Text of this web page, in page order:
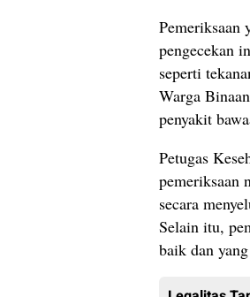
Pemeriksaan
pengecekan
seperti
Warga
penyakit
Petugas
pemeriksaan
secara
Selain itu,
baik dan